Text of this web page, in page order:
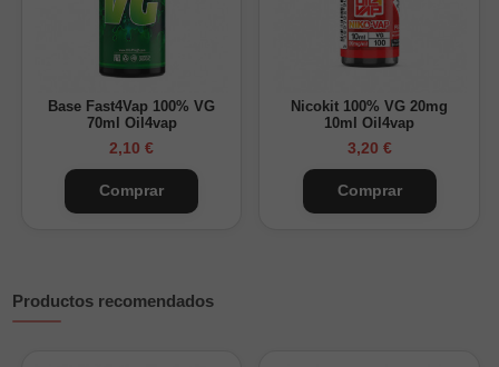
para integrar bien los matices de melón y plátano.
Base Fast4Vap 100% VG
70ml Oil4vap
2,10 €
Comprar
Nicokit 100% VG 20mg
10ml Oil4vap
3,20 €
Comprar
Productos recomendados